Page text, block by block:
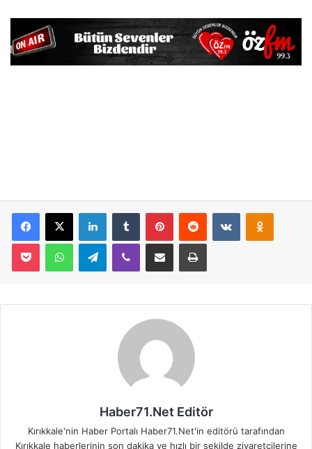
Telegram
Haber71.Net Editör
Kırıkkale'nin Haber Portalı Haber71.Net'in editörü tarafından
Kırıkkale haberlerinin son dakika ve hızlı bir şekilde ziyaretçilerine